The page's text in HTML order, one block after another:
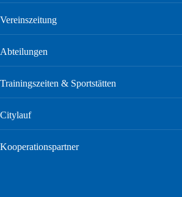
Vereinszeitung
Abteilungen
Trainingszeiten & Sportstätten
Citylauf
Kooperationspartner